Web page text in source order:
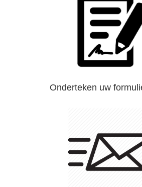
Onderteken uw